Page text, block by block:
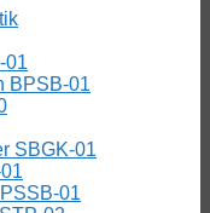
01
BPSB-01
SBGK-01
01